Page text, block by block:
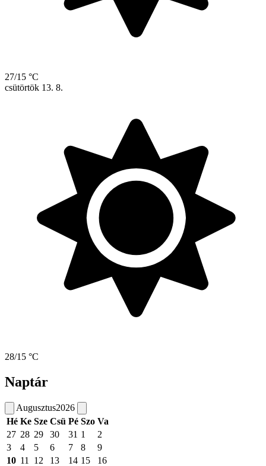
27/15 °C
csütörtök 13. 8.
28/15 °C
Naptár
Augusztus2026
Hé Ke Sze Csü Pé Szo Va
27 28 29 30 31 1
2
3
4 5 6 7 8
9
10 11 12 13 14 15
16